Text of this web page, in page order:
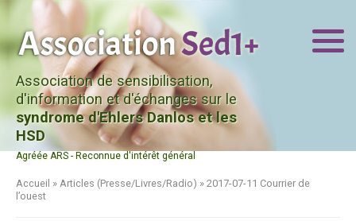
Association de sensibilisation,
d'information et d'échanges sur le
syndrome d'Ehlers Danlos et les
HSD
Agréée ARS - Reconnue d'intérêt général
Accueil » Articles (Presse/Livres/Radio) » 2017-07-11 Courrier de
l’ouest